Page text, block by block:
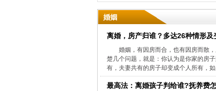
婚姻
离婚，房产归谁？多达26种情形及
婚姻，有因房而合，也有因房而散
楚几个问题，就是：你认为是你家的房
有，夫妻共有的房子却变成个人所有，
最高法：离婚孩子判给谁?抚养费